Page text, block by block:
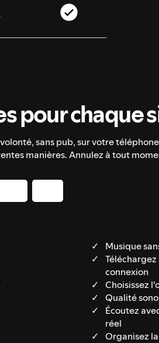
pour chaque
sans pub, sur votre
manières. Annulez à tout
Musique
connexion
Choisissez
Qualité
Écoutez
réel
Organisez